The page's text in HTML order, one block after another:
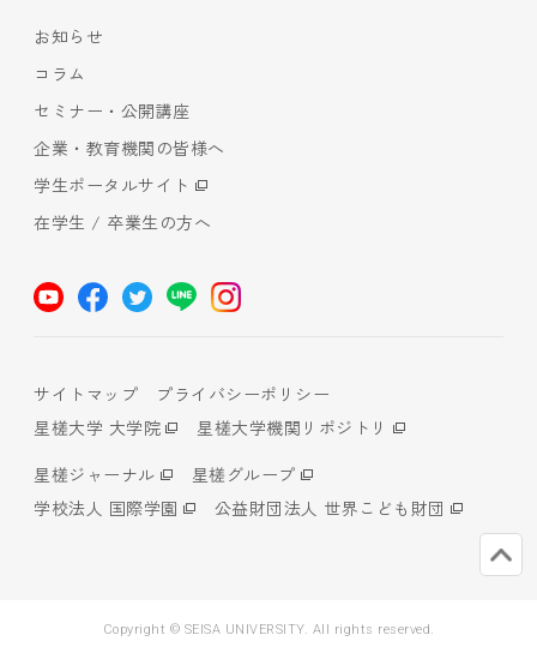
お知らせ
コラム
セミナー・公開講座
企業・教育機関の皆様へ
学生ポータルサイト
在学生 / 卒業生の方へ
サイトマップ
プライバシーポリシー
星槎大学 大学院
星槎大学機関リポジトリ
星槎ジャーナル
星槎グループ
学校法人 国際学園
公益財団法人 世界こども財団
Copyright © SEISA UNIVERSITY. All rights reserved.